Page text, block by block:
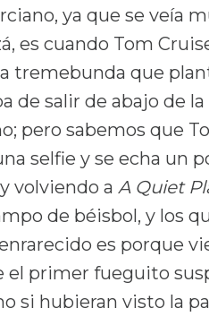
ya que se veía
es cuando Tom
tremebunda que
de salir de abajo de
pero sabemos que
selfie y se echa un
volviendo a A Quiet
de béisbol, y los
es porque
el primer fueguito
si hubieran visto la